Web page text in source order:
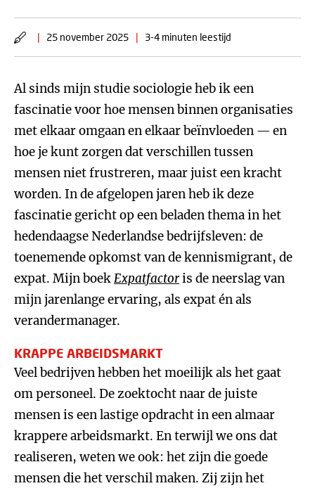
| 25 november 2025 | 3-4 minuten leestijd
Al sinds mijn studie sociologie heb ik een
fascinatie voor hoe mensen binnen organisaties
met elkaar omgaan en elkaar beïnvloeden — en
hoe je kunt zorgen dat verschillen tussen
mensen niet frustreren, maar juist een kracht
worden. In de afgelopen jaren heb ik deze
fascinatie gericht op een beladen thema in het
hedendaagse Nederlandse bedrijfsleven: de
toenemende opkomst van de kennismigrant, de
expat. Mijn boekExpatfactoris de neerslag van
mijn jarenlange ervaring, als expat én als
verandermanager.
KRAPPE ARBEIDSMARKT
Veel bedrijven hebben het moeilijk als het gaat
om personeel. De zoektocht naar de juiste
mensen is een lastige opdracht in een almaar
krappere arbeidsmarkt. En terwijl we ons dat
realiseren, weten we ook: het zijn die goede
mensen die het verschil maken. Zij zijn het